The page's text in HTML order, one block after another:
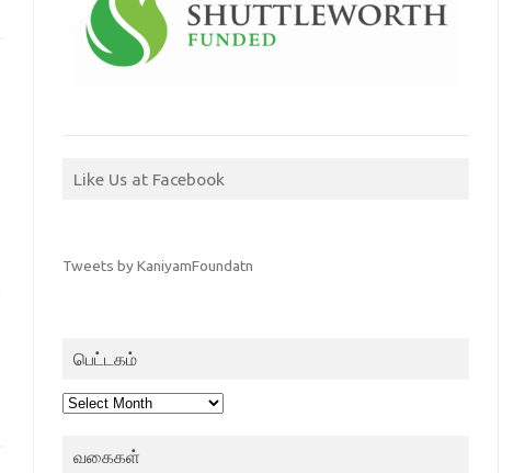
Like Us at Facebook
Tweets by KaniyamFoundatn
பெட்டகம்
பெட்டகம்
வகைகள்